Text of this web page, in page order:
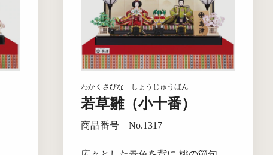
わかくさびな しょうじゅうばん
若草雛（小十番）
商品番号 No.1317